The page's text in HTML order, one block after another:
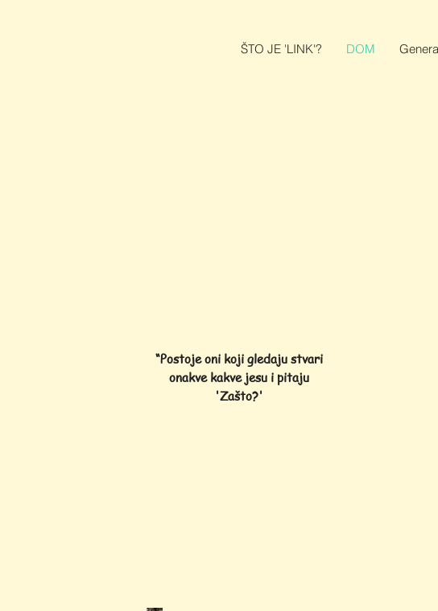
ŠTO JE 'LINK'? DOM
“Postoje oni koji gledaju stvari
onakve kakve jesu i pitaju
'Zašto?'